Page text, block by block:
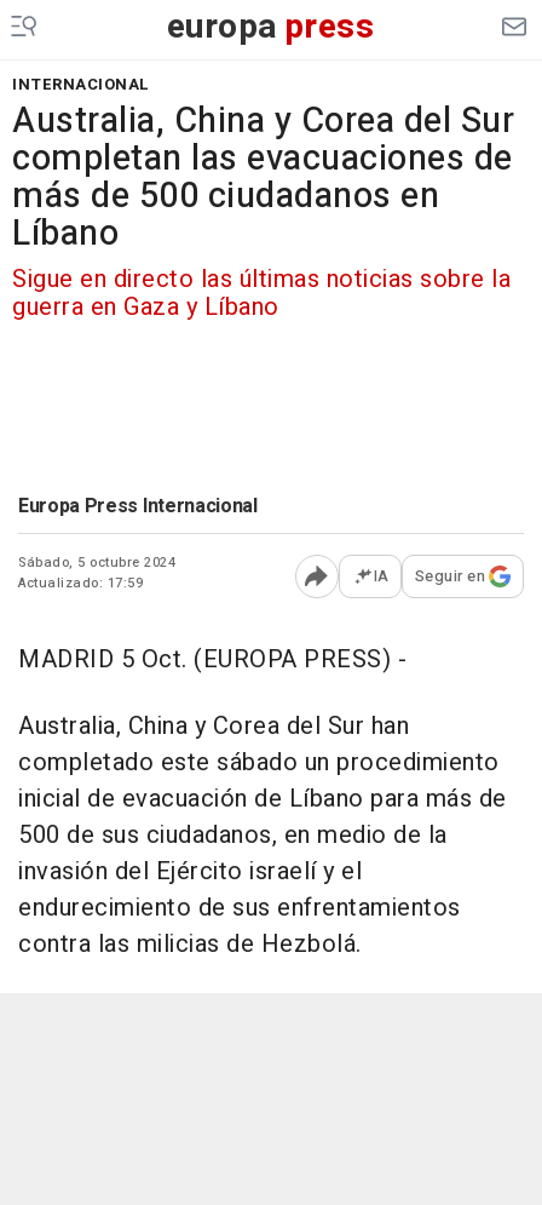
europa press
INTERNACIONAL
Australia, China y Corea del Sur
completan las evacuaciones de
más de 500 ciudadanos en
Líbano
Sigue en directo las últimas noticias sobre la
guerra en Gaza y Líbano
Europa Press Internacional
Sábado, 5 octubre 2024
Actualizado: 17:59
Abrir opciones para
IA Seguir en
MADRID 5 Oct. (EUROPA PRESS) -
Australia, China y Corea del Sur han
completado este sábado un procedimiento
inicial de evacuación de Líbano para más de
500 de sus ciudadanos, en medio de la
invasión del Ejército israelí y el
endurecimiento de sus enfrentamientos
contra las milicias de Hezbolá.